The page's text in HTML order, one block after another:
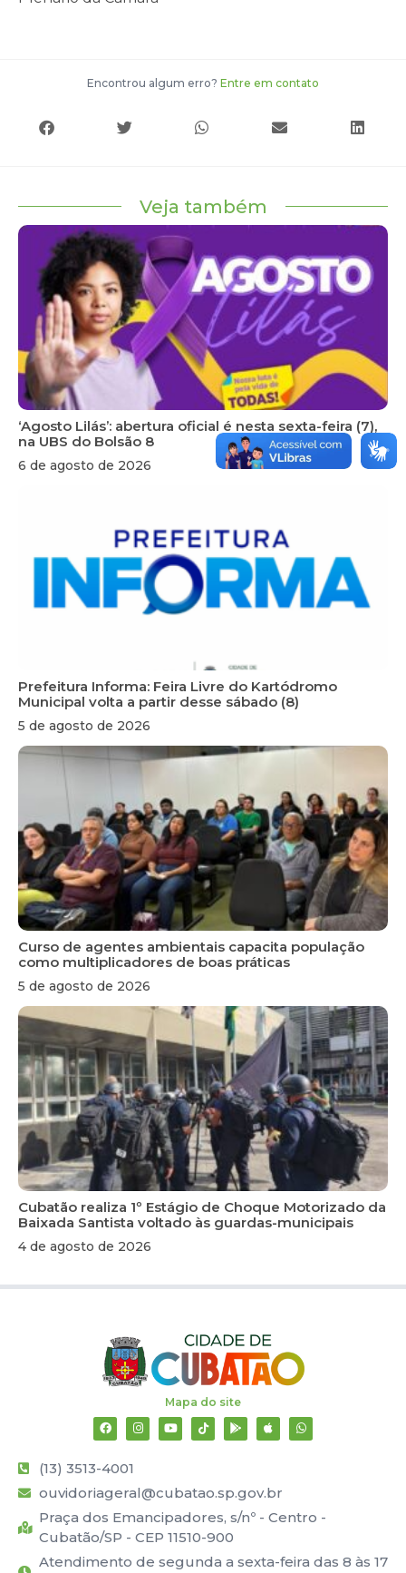
Encontrou algum erro? Entre em contato
Veja também
‘Agosto Lilás’: abertura oficial é nesta sexta-feira (7),
na UBS do Bolsão 8
6 de agosto de 2026
Prefeitura Informa: Feira Livre do Kartódromo
Municipal volta a partir desse sábado (8)
5 de agosto de 2026
Curso de agentes ambientais capacita população
como multiplicadores de boas práticas
5 de agosto de 2026
Cubatão realiza 1º Estágio de Choque Motorizado da
Baixada Santista voltado às guardas-municipais
4 de agosto de 2026
Mapa do site
(13) 3513-4001
ouvidoriageral@cubatao.sp.gov.br
Praça dos Emancipadores, s/nº - Centro -
Cubatão/SP - CEP 11510-900
Atendimento de segunda a sexta-feira das 8 às 17